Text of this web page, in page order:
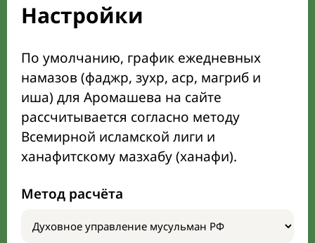
Настройки
По умолчанию, график ежедневных
намазов (фаджр, зухр, аср, магриб и
иша) для Аромашева на сайте
рассчитывается согласно методу
Всемирной исламской лиги и
ханафитскому мазхабу (ханафи).
Метод расчёта